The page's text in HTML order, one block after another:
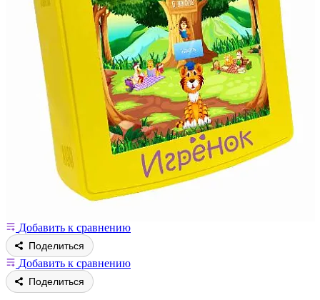
Добавить к сравнению
Поделиться
Добавить к сравнению
Поделиться